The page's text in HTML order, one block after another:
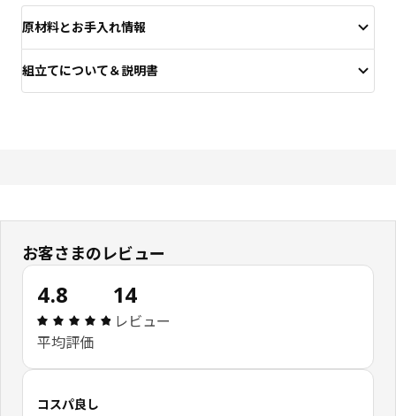
原材料とお手入れ情報
組立てについて＆説明書
お客さまのレビュー
4.8
レビュー: 4.8 5 星の数 総レビュー: 14
平均評価
14
レビュー
コスパ良し